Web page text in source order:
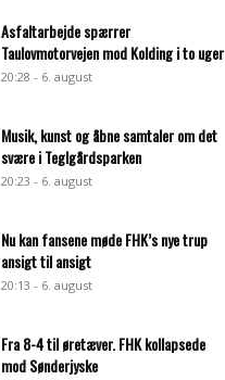
Asfaltarbejde spærrer
Taulovmotorvejen mod Kolding i to uger
20:28 - 6. august
Musik, kunst og åbne samtaler om det
svære i Teglgårdsparken
20:23 - 6. august
Nu kan fansene møde FHK’s nye trup
ansigt til ansigt
20:13 - 6. august
Fra 8-4 til øretæver. FHK kollapsede
mod Sønderjyske